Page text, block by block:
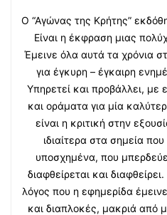
Ο “Αγώνας της Κρήτης”
Είναι η έκφραση μιας
Έμεινε όλα αυτά τα χρόνια
για έγκυρη – έγκαιρη
Υπηρετεί και προβάλλει, με
και οράματα για μία
είναι η κριτική στην
ιδιαίτερα στα σημεία
υποσχημένα, που
διαφθείρεται και
λόγος που η εφημερίδα
και διαπλοκές, μακριά από